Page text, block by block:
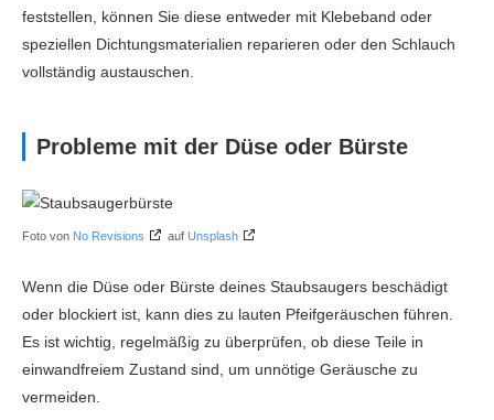
feststellen, können Sie diese entweder mit Klebeband oder
speziellen Dichtungsmaterialien reparieren oder den Schlauch
vollständig austauschen.
Probleme mit der Düse oder Bürste
Foto von No Revisions auf Unsplash
Wenn die Düse oder Bürste deines Staubsaugers beschädigt
oder blockiert ist, kann dies zu lauten Pfeifgeräuschen führen.
Es ist wichtig, regelmäßig zu überprüfen, ob diese Teile in
einwandfreiem Zustand sind, um unnötige Geräusche zu
vermeiden.